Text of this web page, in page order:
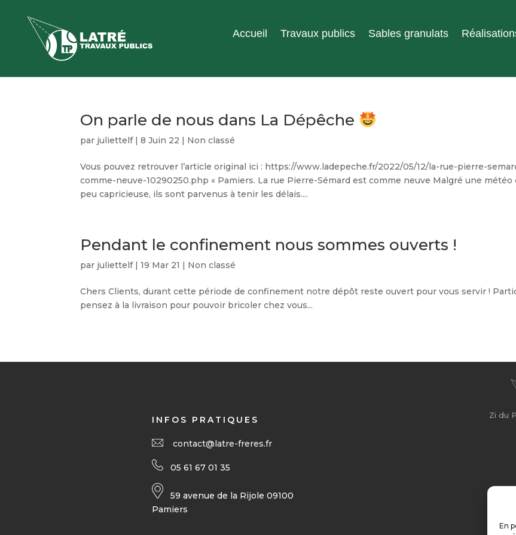
En
Accueil Travaux publics Sables granulats
On parle de nous dans La Dépêche
par juliettelf|8 Juin 22 | Non classé
Vous pouvez retrouver l’article original ici : https://www.ladepeche.fr/2022/05/12/la-rue-pierre-
comme-neuve-10290250.php « Pamiers. La rue Pierre-Sémard est comme neuve Malgré une météo
peu capricieuse, ils sont parvenus à tenir les délais....
Pendant le confinement nous sommes ouverts !
par juliettelf|19 Mar 21 | Non classé
Chers Clients, durant cette période de confinement notre dépôt reste ouvert pour vous servir !
pensez à la livraison pour pouvoir bricoler chez vous...
INFOS PRATIQUES
contact@latre-freres.fr
05 61 67 01 35
59 avenue de la Rijole 09100
Pamiers
Zi du